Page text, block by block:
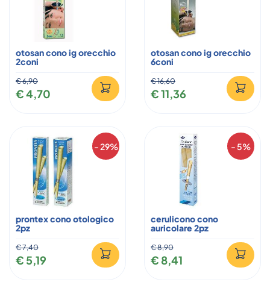
otosan cono ig orecchio
2coni
€ 6,90
€ 4,70
otosan cono ig orecchio
6coni
€ 16,60
€ 11,36
- 29%
prontex cono otologico
2pz
€ 7,40
€ 5,19
- 5%
cerulicono cono
auricolare 2pz
€ 8,90
€ 8,41